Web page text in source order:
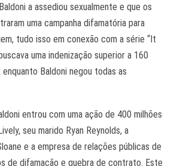
a assediou sexualmente e que os
uma campanha difamatória para
tudo isso em conexão com a série “It
uma indenização superior a 160
Baldoni negou todas as
entrou com uma ação de 400 milhões
seu marido Ryan Reynolds, a
e a empresa de relações públicas de
de difamação e quebra de contrato. Este